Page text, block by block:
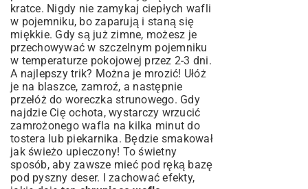
kratce. Nigdy nie zamykaj ciepłych wafli
w pojemniku, bo zaparują i staną się
miękkie. Gdy są już zimne, możesz je
przechowywać w szczelnym pojemniku
w temperaturze pokojowej przez 2-3 dni.
A najlepszy trik? Można je mrozić! Ułóż
je na blaszce, zamroź, a następnie
przełóż do woreczka strunowego. Gdy
najdzie Cię ochota, wystarczy wrzucić
zamrożonego wafla na kilka minut do
tostera lub piekarnika. Będzie smakował
jak świeżo upieczony! To świetny
sposób, aby zawsze mieć pod ręką bazę
pod pyszny deser. I zachować efekty,